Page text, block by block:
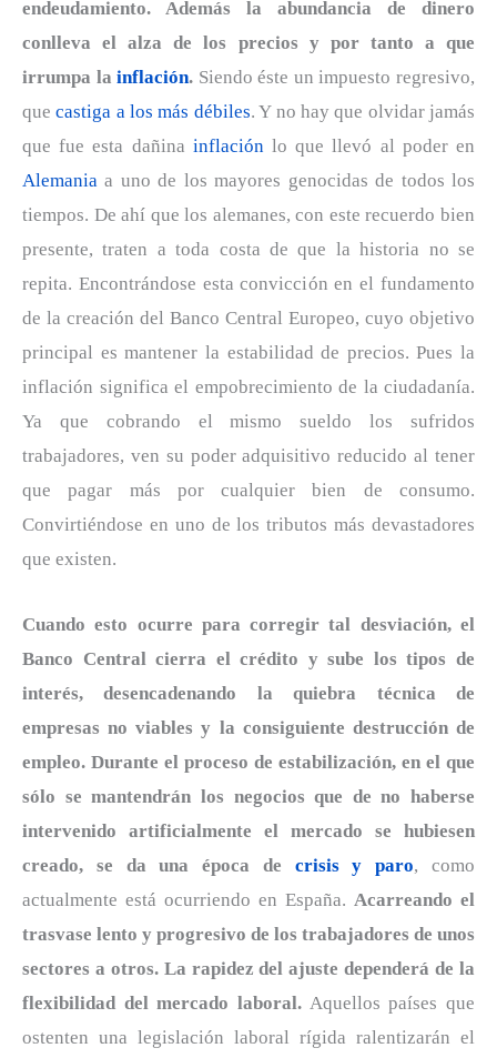
endeudamiento. Además la abundancia de dinero
conlleva el alza de los precios y por tanto a que
irrumpa lainflación. Siendo éste un impuesto regresivo,
quecastiga a los más débiles. Y no hay que olvidar jamás
que fue esta dañina inflaciónlo que llevó al poder en
Alemania a uno de los mayores genocidas de todos los
tiempos. De ahí que los alemanes, con este recuerdo bien
presente, traten a toda costa de que la historia no se
repita. Encontrándose esta convicción en el fundamento
de la creación del Banco Central Europeo, cuyo objetivo
principal es mantener la estabilidad de precios. Pues la
inflación significa el empobrecimiento de la ciudadanía.
Ya que cobrando el mismo sueldo los sufridos
trabajadores, ven su poder adquisitivo reducido al tener
que pagar más por cualquier bien de consumo.
Convirtiéndose en uno de los tributos más devastadores
que existen.
Cuando esto ocurre para corregir tal desviación, el
Banco Central cierra el crédito y sube los tipos de
interés, desencadenando la quiebra técnica de
empresas no viables y la consiguiente destrucción de
empleo. Durante el proceso de estabilización, en el que
sólo se mantendrán los negocios que de no haberse
intervenido artificialmente el mercado se hubiesen
creado, se da una época de crisis y paro, como
actualmente está ocurriendo en España. Acarreando el
trasvase lento y progresivo de los trabajadores de unos
sectores a otros. La rapidez del ajuste dependerá de la
flexibilidad del mercado laboral. Aquellos países que
ostenten una legislación laboral rígida ralentizarán el